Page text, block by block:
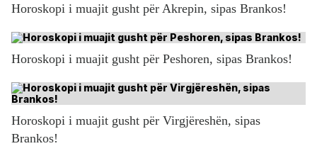
Horoskopi i muajit gusht për Akrepin, sipas Brankos!
Horoskopi i muajit gusht për Peshoren, sipas Brankos!
Horoskopi i muajit gusht për Virgjëreshën, sipas
Brankos!